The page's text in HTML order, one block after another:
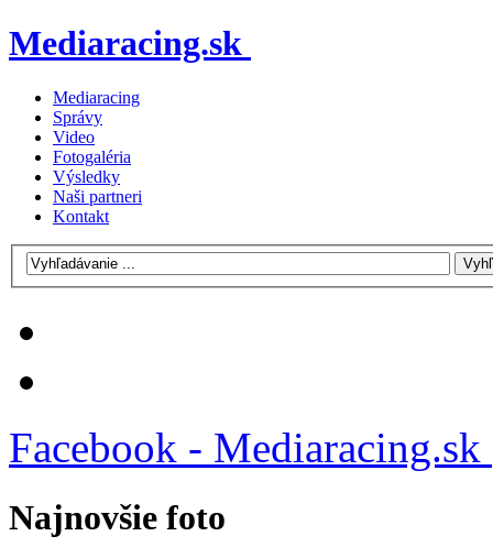
Mediaracing.sk
Mediaracing
Správy
Video
Fotogaléria
Výsledky
Naši partneri
Kontakt
Facebook - Mediaracing.sk
Najnovšie foto